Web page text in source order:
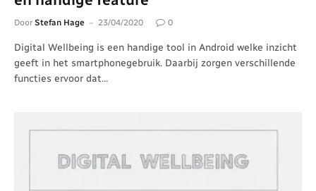
Door Stefan Hage 23/04/2020 0
Digital Wellbeing is een handige tool in Android welke inzicht
geeft in het smartphonegebruik. Daarbij zorgen verschillende
functies ervoor dat…